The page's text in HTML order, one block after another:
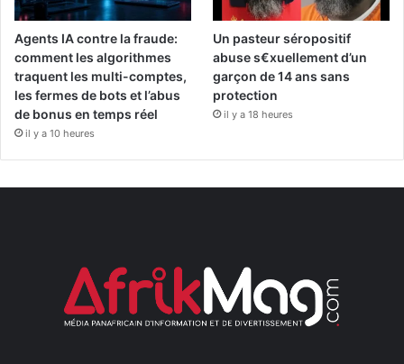
Agents IA contre la fraude:
comment les algorithmes
traquent les multi-comptes,
les fermes de bots et l’abus
de bonus en temps réel
il y a 10 heures
Un pasteur séropositif
abuse s€xuellement d’un
garçon de 14 ans sans
protection
il y a 18 heures